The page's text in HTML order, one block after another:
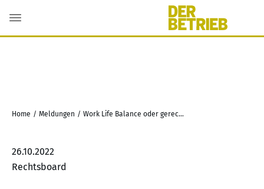
Home / Meldungen / Work Life Balance oder gerechte Verteilung der Familienaufgaben? Ein kritischer Beitrag zum Vereinbarkeitsrichtlinienumsetzungsgesetz
26.10.2022
Rechtsboard